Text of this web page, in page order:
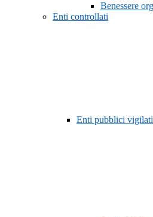
Benessere
Enti controllati
Enti pubblici vigilati